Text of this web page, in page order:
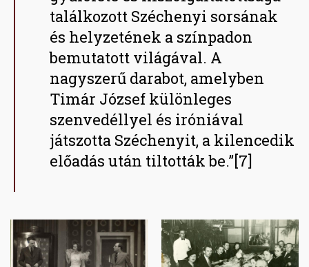
találkozott Széchenyi sorsának
és helyzetének a színpadon
bemutatott világával. A
nagyszerű darabot, amelyben
Timár József különleges
szenvedéllyel és iróniával
játszotta Széchenyit, a kilencedik
előadás után tiltották be.”[7]
Image Image